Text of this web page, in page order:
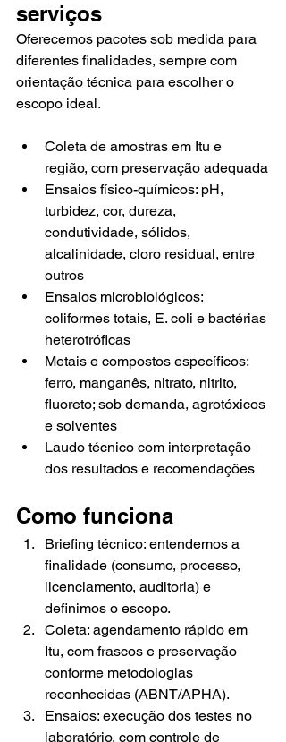
serviços
Oferecemos pacotes sob medida para
diferentes finalidades, sempre com
orientação técnica para escolher o
escopo ideal.
Coleta de amostras em Itu e
região, com preservação adequada
Ensaios físico-químicos: pH,
turbidez, cor, dureza,
condutividade, sólidos,
alcalinidade, cloro residual, entre
outros
Ensaios microbiológicos:
coliformes totais, E. coli e bactérias
heterotróficas
Metais e compostos específicos:
ferro, manganês, nitrato, nitrito,
fluoreto; sob demanda, agrotóxicos
e solventes
Laudo técnico com interpretação
dos resultados e recomendações
Como funciona
Briefing técnico: entendemos a
finalidade (consumo, processo,
licenciamento, auditoria) e
definimos o escopo.
Coleta: agendamento rápido em
Itu, com frascos e preservação
conforme metodologias
reconhecidas (ABNT/APHA).
Ensaios: execução dos testes no
laboratório, com controle de